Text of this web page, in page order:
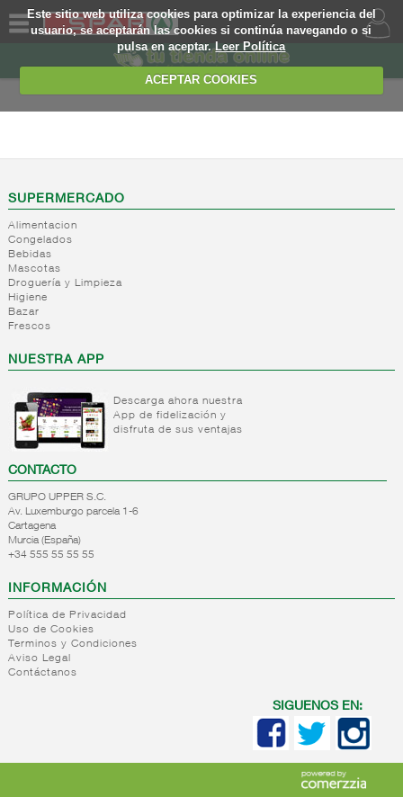
Este sitio web utiliza cookies para optimizar la experiencia del
usuario, se aceptarán las cookies si continúa navegando o si
pulsa en aceptar.Leer Política
ACEPTAR COOKIES
SOMOS
WEB
EJEMPLO
Yogures
bifidus
Yogur
salud
Postres
refrigerados
+
Postres
refrigerados
Leche
fresca
Leche
fresca
Bebida
refrigerada
cafe
+
refrigerada
Mantequillas
+
Mantequillas
Internacional
lacteos
ref.yogur,natas..
+
Internacional
natas
mantequillas
Internacional
yogur,postre,otros
lacteos
Margarinas
Margarinas
Salazones,semi-
conservas
pescado,surimis
-
Salazones
maruca
Ahumados-
aceite
Anchoa
semi
Quesos
Quesos +
SUPERMERCADO
Alimentacion
Congelados
Bebidas
Mascotas
Droguería y Limpieza
Higiene
Bazar
Frescos
NUESTRA APP
Descarga ahora nuestra
App de fidelización y
disfruta de sus ventajas
CONTACTO
GRUPO UPPER S.C.
Av. Luxemburgo parcela 1-6
Cartagena
Murcia (España)
+34 555 55 55 55
INFORMACIÓN
Política de Privacidad
Uso de Cookies
Terminos y Condiciones
Aviso Legal
Contáctanos
SIGUENOS EN: